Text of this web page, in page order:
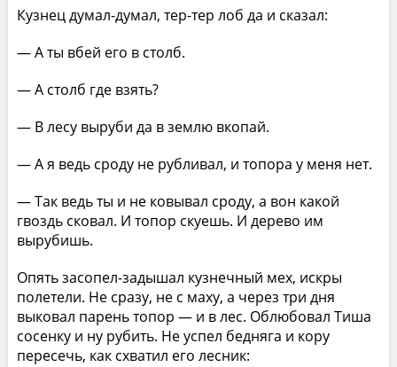
Кузнец думал-думал, тер-тер лоб да и сказал:
— А ты вбей его в столб.
— А столб где взять?
— В лесу выруби да в землю вкопай.
— А я ведь сроду не рубливал, и топора у меня нет.
— Так ведь ты и не ковывал сроду, а вон какой
гвоздь сковал. И топор скуешь. И дерево им
вырубишь.
Опять засопел-задышал кузнечный мех, искры
полетели. Не сразу, не с маху, а через три дня
выковал парень топор — и в лес. Облюбовал Тиша
сосенку и ну рубить. Не успел бедняга и кору
пересечь, как схватил его лесник: